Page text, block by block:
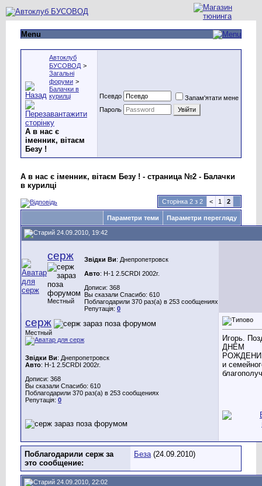
Menu
Автоклуб
БУСОВОД >
Загальні
форуми >
Балачки в
курилці
А в нас є
іменник, вітаєм
Безу !
Псевдо
Запам'ятати мене
Пароль
А в нас є іменник, вітаєм Безу ! - страница №2 - Балачки
в курилці
Сторінка 2 з 2 < 1 2
Параметри теми Параметри перегляду
24.09.2010, 19:42
серж
Местный
Звідки Ви: Днепропетровск
Авто: H-1 2.5CRDI 2002г.
Дописи: 368
Вы сказали Спасибо: 610
Поблагодарили 370 раз(а) в 253 сообщениях
Репутація: 0
серж
Местный
Звідки Ви: Днепропетровск
Авто: H-1 2.5CRDI 2002г.
Дописи: 368
Вы сказали Спасибо: 610
Поблагодарили 370 раз(а) в 253 сообщениях
Репутація: 0
Игорь.
ДНЁМ
и
Поблагодарили серж за
это сообщение:
Беза (24.09.2010)
24.09.2010, 22:02